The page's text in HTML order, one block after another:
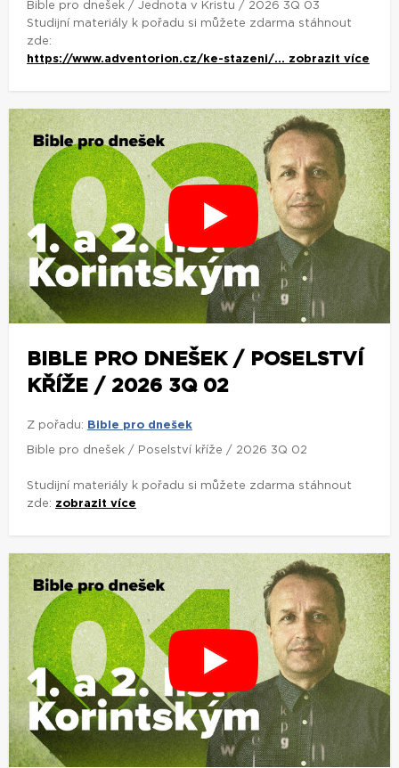
Bible pro dnešek / Jednota v Kristu / 2026 3Q 03
Studijní materiály k pořadu si můžete zdarma stáhnout
zde:
https://www.adventorion.cz/ke-stazeni/... zobrazit více
BIBLE PRO DNEŠEK / POSELSTVÍ
KŘÍŽE / 2026 3Q 02
Z pořadu: Bible pro dnešek
Bible pro dnešek / Poselství kříže / 2026 3Q 02
Studijní materiály k pořadu si můžete zdarma stáhnout
zde: zobrazit více